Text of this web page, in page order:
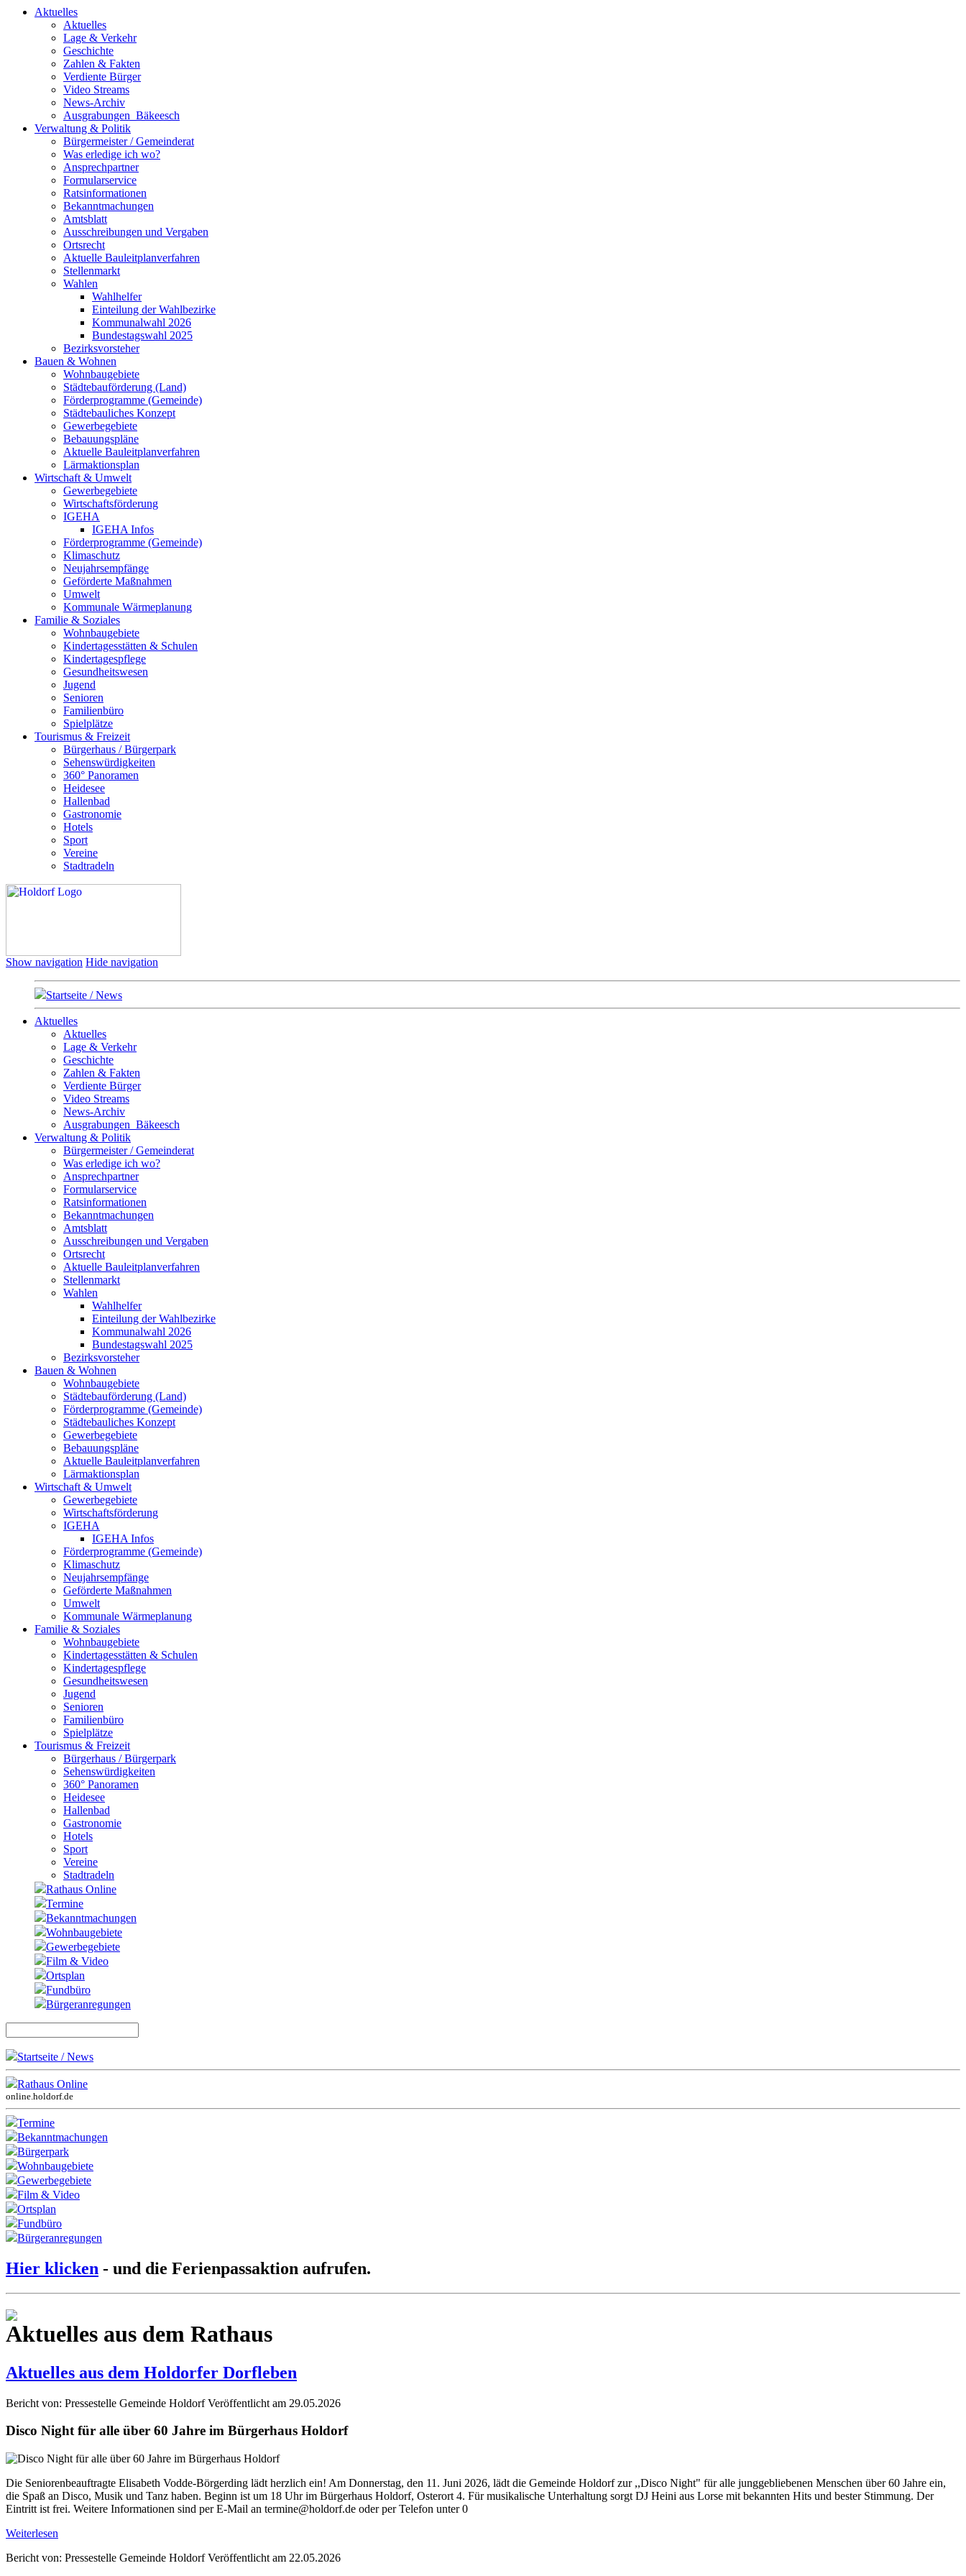
Aktuelles
Aktuelles
Lage & Verkehr
Geschichte
Zahlen & Fakten
Verdiente Bürger
Video Streams
News-Archiv
Ausgrabungen_Bäkeesch
Verwaltung & Politik
Bürgermeister / Gemeinderat
Was erledige ich wo?
Ansprechpartner
Formularservice
Ratsinformationen
Bekanntmachungen
Amtsblatt
Ausschreibungen und Vergaben
Ortsrecht
Aktuelle Bauleitplanverfahren
Stellenmarkt
Wahlen
Wahlhelfer
Einteilung der Wahlbezirke
Kommunalwahl 2026
Bundestagswahl 2025
Bezirksvorsteher
Bauen & Wohnen
Wohnbaugebiete
Städtebauförderung (Land)
Förderprogramme (Gemeinde)
Städtebauliches Konzept
Gewerbegebiete
Bebauungspläne
Aktuelle Bauleitplanverfahren
Lärmaktionsplan
Wirtschaft & Umwelt
Gewerbegebiete
Wirtschaftsförderung
IGEHA
IGEHA Infos
Förderprogramme (Gemeinde)
Klimaschutz
Neujahrsempfänge
Geförderte Maßnahmen
Umwelt
Kommunale Wärmeplanung
Familie & Soziales
Wohnbaugebiete
Kindertagesstätten & Schulen
Kindertagespflege
Gesundheitswesen
Jugend
Senioren
Familienbüro
Spielplätze
Tourismus & Freizeit
Bürgerhaus / Bürgerpark
Sehenswürdigkeiten
360° Panoramen
Heidesee
Hallenbad
Gastronomie
Hotels
Sport
Vereine
Stadtradeln
Show navigation Hide navigation
Startseite / News
Aktuelles
Aktuelles
Lage & Verkehr
Geschichte
Zahlen & Fakten
Verdiente Bürger
Video Streams
News-Archiv
Ausgrabungen_Bäkeesch
Verwaltung & Politik
Bürgermeister / Gemeinderat
Was erledige ich wo?
Ansprechpartner
Formularservice
Ratsinformationen
Bekanntmachungen
Amtsblatt
Ausschreibungen und Vergaben
Ortsrecht
Aktuelle Bauleitplanverfahren
Stellenmarkt
Wahlen
Wahlhelfer
Einteilung der Wahlbezirke
Kommunalwahl 2026
Bundestagswahl 2025
Bezirksvorsteher
Bauen & Wohnen
Wohnbaugebiete
Städtebauförderung (Land)
Förderprogramme (Gemeinde)
Städtebauliches Konzept
Gewerbegebiete
Bebauungspläne
Aktuelle Bauleitplanverfahren
Lärmaktionsplan
Wirtschaft & Umwelt
Gewerbegebiete
Wirtschaftsförderung
IGEHA
IGEHA Infos
Förderprogramme (Gemeinde)
Klimaschutz
Neujahrsempfänge
Geförderte Maßnahmen
Umwelt
Kommunale Wärmeplanung
Familie & Soziales
Wohnbaugebiete
Kindertagesstätten & Schulen
Kindertagespflege
Gesundheitswesen
Jugend
Senioren
Familienbüro
Spielplätze
Tourismus & Freizeit
Bürgerhaus / Bürgerpark
Sehenswürdigkeiten
360° Panoramen
Heidesee
Hallenbad
Gastronomie
Hotels
Sport
Vereine
Stadtradeln
Rathaus Online
Termine
Bekanntmachungen
Wohnbaugebiete
Gewerbegebiete
Film & Video
Ortsplan
Fundbüro
Bürgeranregungen
Startseite / News
Rathaus Online
online.holdorf.de
Termine
Bekanntmachungen
Bürgerpark
Wohnbaugebiete
Gewerbegebiete
Film & Video
Ortsplan
Fundbüro
Bürgeranregungen
Hier klicken - und die Ferienpassaktion aufrufen.
Aktuelles aus dem Rathaus
Aktuelles aus dem Holdorfer Dorfleben
Bericht von: Pressestelle Gemeinde Holdorf Veröffentlicht am 29.05.2026
Disco Night für alle über 60 Jahre im Bürgerhaus Holdorf
Die Seniorenbeauftragte Elisabeth Vodde-Börgerding lädt herzlich ein! Am Donnerstag, den 11. Juni 2026, lädt die Gemeinde Holdorf zur ,,Disco Night" für alle junggebliebenen Menschen über 60 Jahre ein,
die Spaß an Disco, Musik und Tanz haben. Beginn ist um 18 Uhr im Bürgerhaus Holdorf, Osterort 4. Für musikalische Unterhaltung sorgt DJ Heini aus Lorse mit bekannten Hits und bester Stimmung. Der
Eintritt ist frei. Weitere Informationen sind per E-Mail an termine@holdorf.de oder per Telefon unter 0
Weiterlesen
Bericht von: Pressestelle Gemeinde Holdorf Veröffentlicht am 22.05.2026